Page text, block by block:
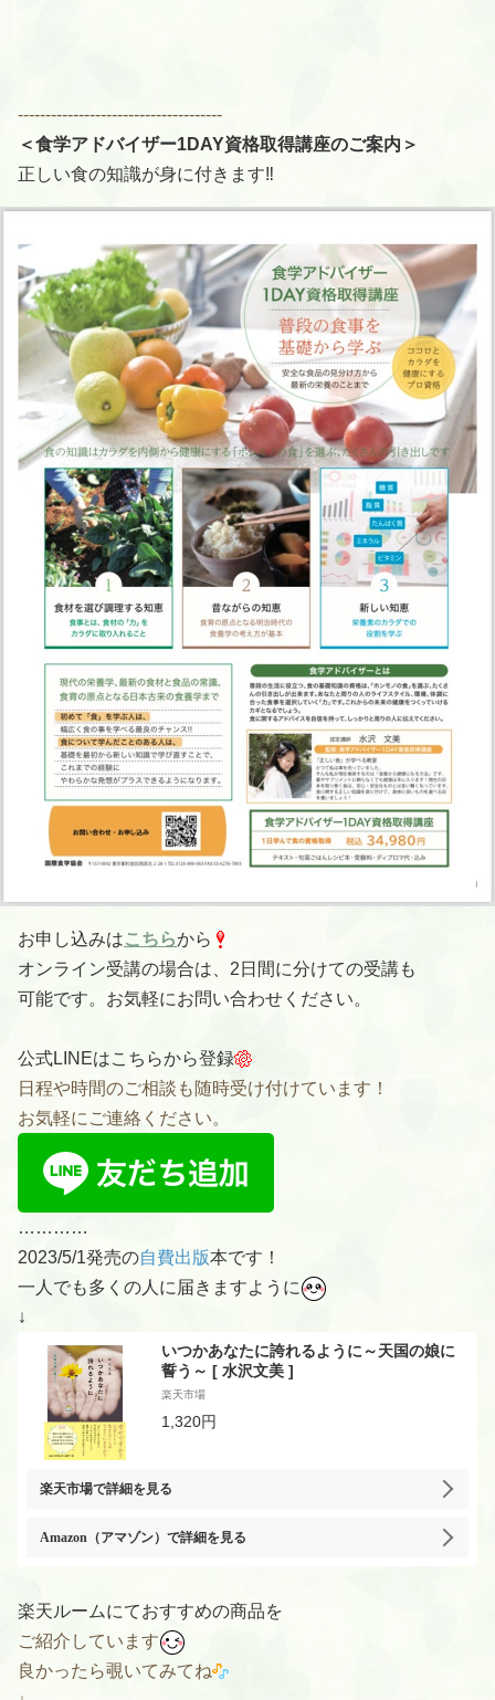
-------------------------------------
＜食学アドバイザー1DAY資格取得講座のご案内＞
正しい食の知識が身に付きます‼️
お申し込みはこちらから
オンライン受講の場合は、2日間に分けての受講も
可能です。お気軽にお問い合わせください。
公式LINEはこちらから登録
日程や時間のご相談も随時受け付けています！
お気軽にご連絡ください。
…………
2023/5/1発売の自費出版本です！
一人でも多くの人に届きますように
↓
いつかあなたに誇れるように～天国の娘に
誓う～ [ 水沢文美 ]
楽天市場
1,320円
楽天市場で詳細を見る
Amazon（アマゾン） で詳細を見る
楽天ルームにておすすめの商品を
ご紹介しています
良かったら覗いてみてね